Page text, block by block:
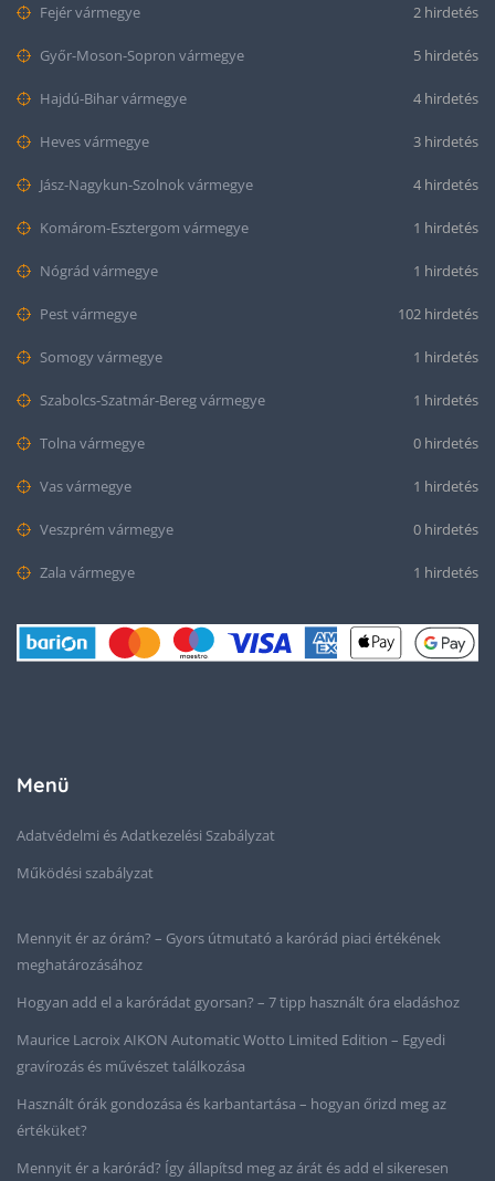
Fejér vármegye 2 hirdetés
Győr-Moson-Sopron vármegye 5 hirdetés
Hajdú-Bihar vármegye 4 hirdetés
Heves vármegye 3 hirdetés
Jász-Nagykun-Szolnok vármegye 4 hirdetés
Komárom-Esztergom vármegye 1 hirdetés
Nógrád vármegye 1 hirdetés
Pest vármegye 102 hirdetés
Somogy vármegye 1 hirdetés
Szabolcs-Szatmár-Bereg vármegye 1 hirdetés
Tolna vármegye 0 hirdetés
Vas vármegye 1 hirdetés
Veszprém vármegye 0 hirdetés
Zala vármegye 1 hirdetés
Menü
Adatvédelmi és Adatkezelési Szabályzat
Működési szabályzat
Mennyit ér az órám? – Gyors útmutató a karórád piaci értékének
meghatározásához
Hogyan add el a karórádat gyorsan? – 7 tipp használt óra eladáshoz
Maurice Lacroix AIKON Automatic Wotto Limited Edition – Egyedi
gravírozás és művészet találkozása
Használt órák gondozása és karbantartása – hogyan őrizd meg az
értéküket?
Mennyit ér a karórád? Így állapítsd meg az árát és add el sikeresen